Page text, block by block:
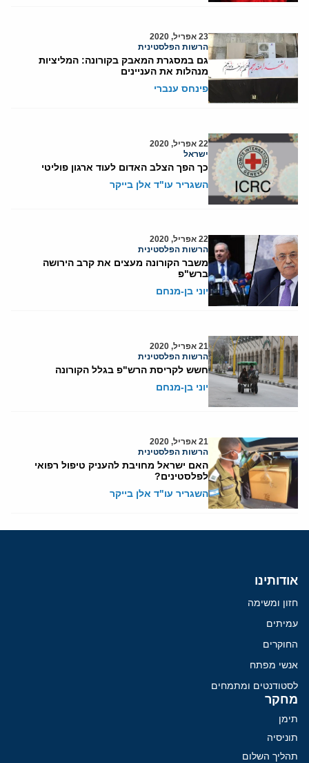
23 אפריל, 2020
הרשות הפלסטינית
גם במסגרת המאבק בקורונה: המליציות
מנהלות את העניינים
פינחס ענברי
22 אפריל, 2020
ישראל
כך הפך הצלב האדום לעוד ארגון פוליטי
השגריר עו"ד אלן בייקר
22 אפריל, 2020
הרשות הפלסטינית
משבר הקורונה מעצים את קרב הירושה
ברש"פ
יוני בן-מנחם
21 אפריל, 2020
הרשות הפלסטינית
חשש לקריסת הרש"פ בגלל הקורונה
יוני בן-מנחם
21 אפריל, 2020
הרשות הפלסטינית
האם ישראל מחויבת להעניק טיפול רפואי
לפלסטינים?
השגריר עו"ד אלן בייקר
אודותינו
חזון ומשימה
עמיתים
החוקרים
אנשי מפתח
לסטודנטים ומתמחים
מחקר
תימן
תוניסיה
תהליך השלום